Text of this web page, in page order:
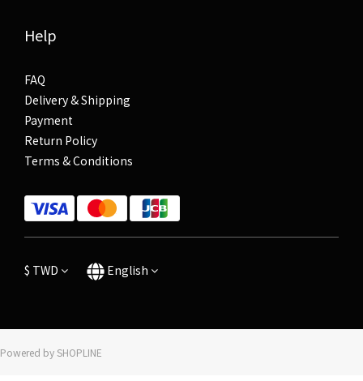
Help
FAQ
Delivery & Shipping
Payment
Return Policy
Terms & Conditions
$ TWD English
Powered by SHOPLINE